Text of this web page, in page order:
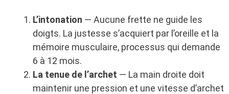
L’intonation — Aucune frette ne guide les
doigts. La justesse s’acquiert par l’oreille et la
mémoire musculaire, processus qui demande
6 à 12 mois.
La tenue de l’archet — La main droite doit
maintenir une pression et une vitesse d’archet